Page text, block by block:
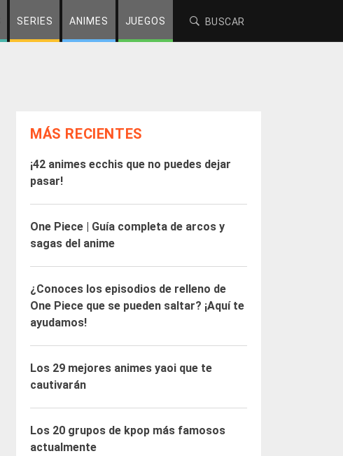
SERIES ANIMES JUEGOS
MÁS RECIENTES
¡42 animes ecchis que no puedes dejar
pasar!
One Piece | Guía completa de arcos y
sagas del anime
¿Conoces los episodios de relleno de
One Piece que se pueden saltar? ¡Aquí te
ayudamos!
Los 29 mejores animes yaoi que te
cautivarán
Los 20 grupos de kpop más famosos
actualmente